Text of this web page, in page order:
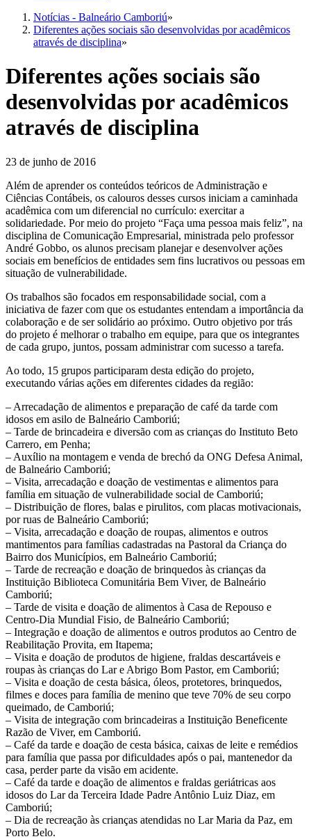
Notícias - Balneário Camboriú»
Diferentes ações sociais são desenvolvidas por acadêmicos
através de disciplina»
Diferentes ações sociais são
desenvolvidas por acadêmicos
através de disciplina
23 de junho de 2016
Além de aprender os conteúdos teóricos de Administração e
Ciências Contábeis, os calouros desses cursos iniciam a caminhada
acadêmica com um diferencial no currículo: exercitar a
solidariedade. Por meio do projeto “Faça uma pessoa mais feliz”, na
disciplina de Comunicação Empresarial, ministrada pelo professor
André Gobbo, os alunos precisam planejar e desenvolver ações
sociais em benefícios de entidades sem fins lucrativos ou pessoas em
situação de vulnerabilidade.
Os trabalhos são focados em responsabilidade social, com a
iniciativa de fazer com que os estudantes entendam a importância da
colaboração e de ser solidário ao próximo. Outro objetivo por trás
do projeto é melhorar o trabalho em equipe, para que os integrantes
de cada grupo, juntos, possam administrar com sucesso a tarefa.
Ao todo, 15 grupos participaram desta edição do projeto,
executando várias ações em diferentes cidades da região:
– Arrecadação de alimentos e preparação de café da tarde com
idosos em asilo de Balneário Camboriú;
– Tarde de brincadeira e diversão com as crianças do Instituto Beto
Carrero, em Penha;
– Auxílio na montagem e venda de brechó da ONG Defesa Animal,
de Balneário Camboriú;
– Visita, arrecadação e doação de vestimentas e alimentos para
família em situação de vulnerabilidade social de Camboriú;
– Distribuição de flores, balas e pirulitos, com placas motivacionais,
por ruas de Balneário Camboriú;
– Visita, arrecadação e doação de roupas, alimentos e outros
mantimentos para famílias cadastradas na Pastoral da Criança do
Bairro dos Municípios, em Balneário Camboriú;
– Tarde de recreação e doação de brinquedos às crianças da
Instituição Biblioteca Comunitária Bem Viver, de Balneário
Camboriú;
– Tarde de visita e doação de alimentos à Casa de Repouso e
Centro-Dia Mundial Fisio, de Balneário Camboriú;
– Integração e doação de alimentos e outros produtos ao Centro de
Reabilitação Provita, em Itapema;
– Visita e doação de produtos de higiene, fraldas descartáveis e
roupas às crianças do Lar e Abrigo Bom Pastor, em Camboriú;
– Visita e doação de cesta básica, óleos, protetores, brinquedos,
filmes e doces para família de menino que teve 70% de seu corpo
queimado, de Camboriú;
– Visita de integração com brincadeiras a Instituição Beneficente
Razão de Viver, em Camboriú.
– Café da tarde e doação de cesta básica, caixas de leite e remédios
para família que passa por dificuldades após o pai, mantenedor da
casa, perder parte da visão em acidente.
– Café da tarde e doação de alimentos e fraldas geriátricas aos
idosos do Lar da Terceira Idade Padre Antônio Luiz Diaz, em
Camboriú;
– Dia de recreação às crianças atendidas no Lar Maria da Paz, em
Porto Belo.